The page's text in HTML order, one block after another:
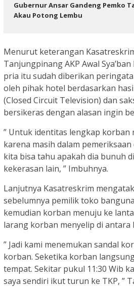
Gubernur Ansar Gandeng Pemko
Akau Potong Lembu
Menurut keterangan
Tanjungpinang AKP Awal
pria itu sudah diberikan
oleh pihak hotel berdasarkan
(Closed Circuit Television) dan
bersikeras dengan alasan ingin
” Untuk identitas lengkap korban
karena masih dalam
kita bisa tahu apakah dia bunuh
kekerasan lain, ” Imbuhnya.
Lanjutnya Kasatreskrim
sebelumnya pemilik toko
kemudian korban menuju ke
larang korban menyelip di antara
” Jadi kami menemukan sandal
korban. Seketika korban
tempat. Sekitar pukul 11:30 Wib
saya sendiri ikut turun ke TKP, ”